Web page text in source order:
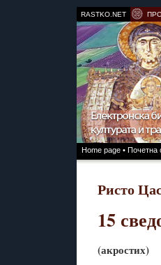
RASTKO.NET
Home page • Почетна
Ристо
15
(акростих)